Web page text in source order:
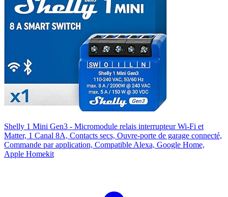
Shelly 1 Mini Gen3 - Micromodule relais interrupteur Wi-Fi et
Matter, 1 Canal 8A, Contacts secs, Ouvre-porte de garage connecté,
Commande par application, Compatible Alexa, Google Home,
Apple Homekit